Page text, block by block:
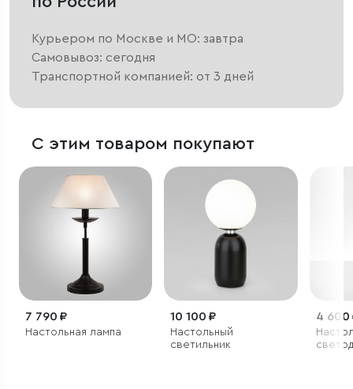
Курьером по Москве и МО: завтра
Самовывоз: сегодня
Транспортной компанией: от 3 дней
С этим товаром покупают
7 790 ₽
Настольная лампа
10 100 ₽
Настольный
светильник
4 600